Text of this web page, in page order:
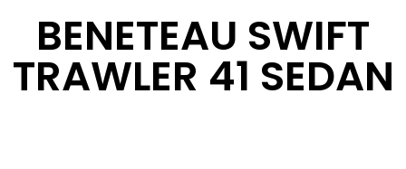
BENETEAU SWIFT
TRAWLER 41 SEDAN